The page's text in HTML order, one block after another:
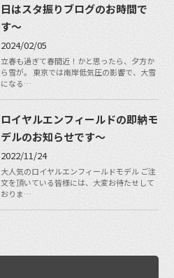
日はスタ振りブログのお時間で
す〜
2024/02/05
立春も過ぎて春間近！かと思ったら、夕方か
ら雪が。 東京では南岸低気圧の影響で、大雪
になる…
ロイヤルエンフィールドの即納モ
デルのお知らせです〜
2022/11/24
大人気のロイヤルエンフィールドモデル ご注
文を頂いている皆様には、大変お待たせして
おりま…